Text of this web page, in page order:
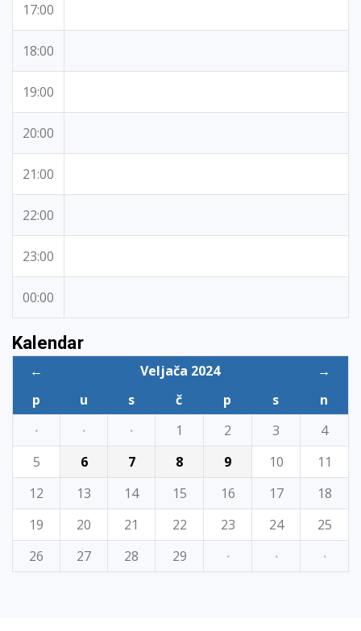
17:00
18:00
19:00
20:00
21:00
22:00
23:00
00:00
Kalendar
← Veljača 2024
→
p
u s č p s
n
·
· · 1 2 3
4
5
6 7 8 9 10
11
12
13 14 15 16 17
18
19
20 21 22 23 24
25
26
27 28 29 · · ·